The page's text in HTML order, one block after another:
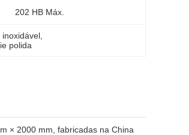
202 HB Máx.
inoxidável
polida
× 2000 mm, fabricadas na China